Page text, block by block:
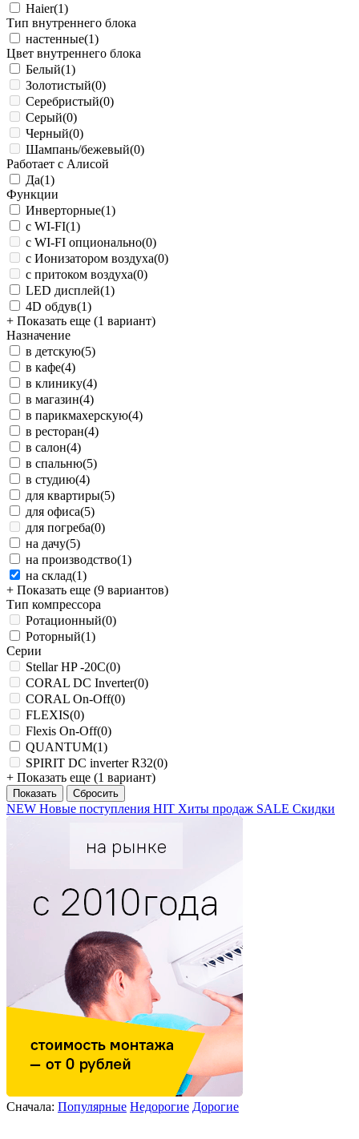
Haier(1)
Тип внутреннего блока
настенные(1)
Цвет внутреннего блока
Белый(1)
Золотистый(0)
Серебристый(0)
Серый(0)
Черный(0)
Шампань/бежевый(0)
Работает с Алисой
Да(1)
Функции
Инверторные(1)
с WI-FI(1)
с WI-FI опционально(0)
с Ионизатором воздуха(0)
с притоком воздуха(0)
LED дисплей(1)
4D обдув(1)
+ Показать еще (1 вариант)
Назначение
в детскую(5)
в кафе(4)
в клинику(4)
в магазин(4)
в парикмахерскую(4)
в ресторан(4)
в салон(4)
в спальню(5)
в студию(4)
для квартиры(5)
для офиса(5)
для погреба(0)
на дачу(5)
на производство(1)
на склад(1)
+ Показать еще (9 вариантов)
Тип компрессора
Ротационный(0)
Роторный(1)
Серии
Stellar HP -20С(0)
CORAL DC Inverter(0)
CORAL On-Off(0)
FLEXIS(0)
Flexis On-Off(0)
QUANTUM(1)
SPIRIT DC inverter R32(0)
+ Показать еще (1 вариант)
NEW Новые поступления HIT Хиты продаж SALE Скидки
Сначала: Популярные Недорогие Дорогие